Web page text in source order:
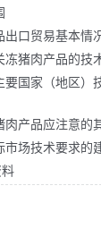
出口贸易基本情
冻猪肉产品的技
要国家（地区）
肉产品应注意的
市场技术要求的